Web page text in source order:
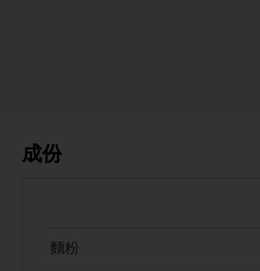
成份
麵粉